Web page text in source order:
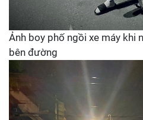
Ảnh boy phố ngồi xe máy khi
bên đường